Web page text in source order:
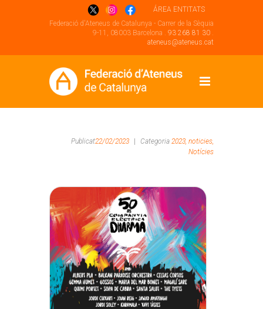
ÁREA ENTITATS
Federació d'Ateneus de Catalunya - Carrer de la Sèquia
9-11, 08003 Barcelona . 93 268 81 30 .
ateneus@ateneus.cat
Publicat22/02/2023 Categoria 2023, noticies,
Notícies